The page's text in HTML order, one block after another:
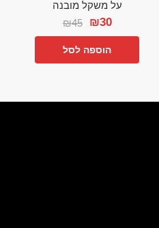
על משקל מובנה
₪45 ₪30
הוספה לסל